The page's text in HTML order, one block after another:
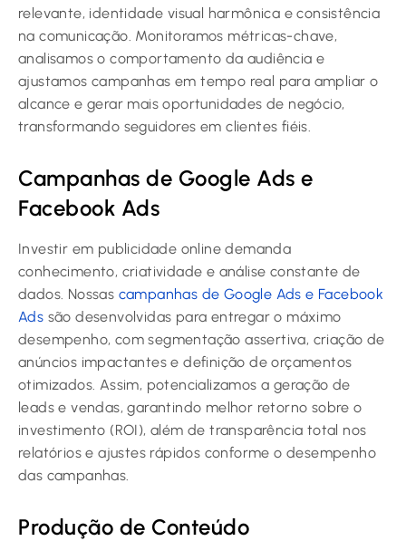
relevante, identidade visual harmônica e consistência
na comunicação. Monitoramos métricas-chave,
analisamos o comportamento da audiência e
ajustamos campanhas em tempo real para ampliar o
alcance e gerar mais oportunidades de negócio,
transformando seguidores em clientes fiéis.
Campanhas de Google Ads e
Facebook Ads
Investir em publicidade online demanda
conhecimento, criatividade e análise constante de
dados. Nossas campanhas de Google Ads e Facebook
Ads são desenvolvidas para entregar o máximo
desempenho, com segmentação assertiva, criação de
anúncios impactantes e definição de orçamentos
otimizados. Assim, potencializamos a geração de
leads e vendas, garantindo melhor retorno sobre o
investimento (ROI), além de transparência total nos
relatórios e ajustes rápidos conforme o desempenho
das campanhas.
Produção de Conteúdo